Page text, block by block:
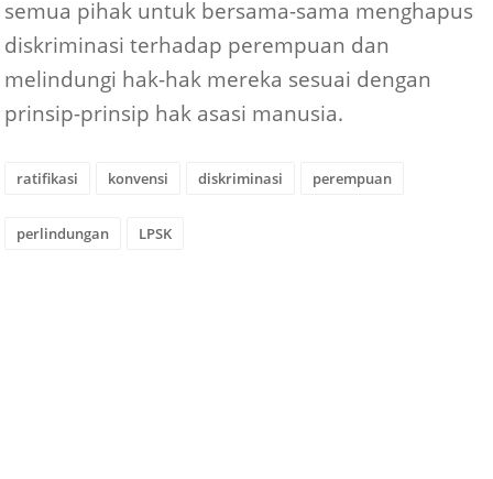
semua pihak untuk bersama-sama menghapus
diskriminasi terhadap perempuan dan
melindungi hak-hak mereka sesuai dengan
prinsip-prinsip hak asasi manusia.
ratifikasi konvensi diskriminasi perempuan
perlindungan LPSK